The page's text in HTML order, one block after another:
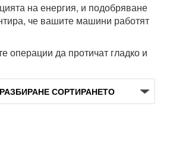
на енергия, и подобряване
че вашите машини работят
операции да протичат гладко и